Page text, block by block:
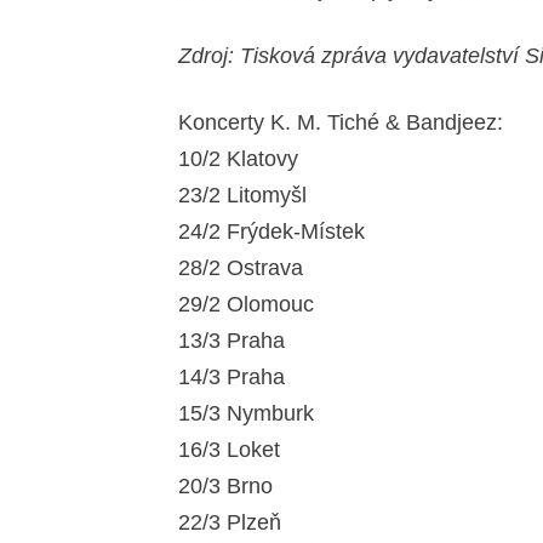
Zdroj: Tisková zpráva vydavatelství
Koncerty K. M. Tiché & Bandjeez:
10/2 Klatovy
23/2 Litomyšl
24/2 Frýdek-Místek
28/2 Ostrava
29/2 Olomouc
13/3 Praha
14/3 Praha
15/3 Nymburk
16/3 Loket
20/3 Brno
22/3 Plzeň